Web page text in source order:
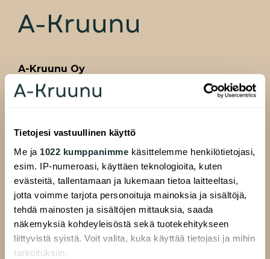
Tietojesi vastuullinen käyttö
Me ja 1022 kumppanimme käsittelemme henkilötietojasi,
esim. IP-numeroasi, käyttäen teknologioita, kuten
evästeitä, tallentamaan ja lukemaan tietoa laitteeltasi,
jotta voimme tarjota personoituja mainoksia ja sisältöjä,
tehdä mainosten ja sisältöjen mittauksia, saada
näkemyksiä kohdeyleisöstä sekä tuotekehitykseen
liittyvistä syistä. Voit valita, kuka käyttää tietojasi ja mihin
tarkoituksiin.
A-Kruunu Oy
Pasilankatu 13
00520 Helsinki
ALAVALIKKO
Hakijalle
Täytä hakemus
Etsi asuntoa
Uudiskohteet
Ryhmävuokra-asunnot